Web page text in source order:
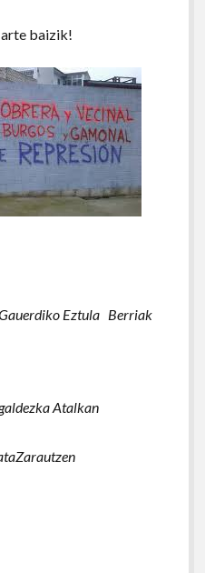
arte baizik!
Eztula Berriak
Atalkan